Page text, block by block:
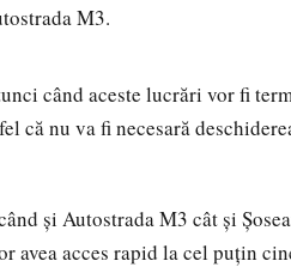
M3.
când aceste lucrări vor fi
că nu va fi necesară
și Autostrada M3 cât și
avea acces rapid la cel puțin